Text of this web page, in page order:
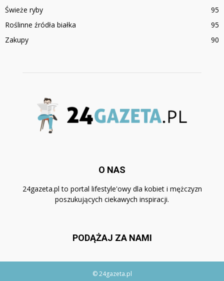
Świeże ryby
95
Roślinne źródła białka
95
Zakupy
90
O NAS
24gazeta.pl to portal lifestyle'owy dla kobiet i mężczyzn
poszukujących ciekawych inspiracji.
PODĄŻAJ ZA NAMI
© 24gazeta.pl